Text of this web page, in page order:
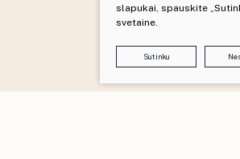
slapukai, spauskite
svetaine.
Sutinku